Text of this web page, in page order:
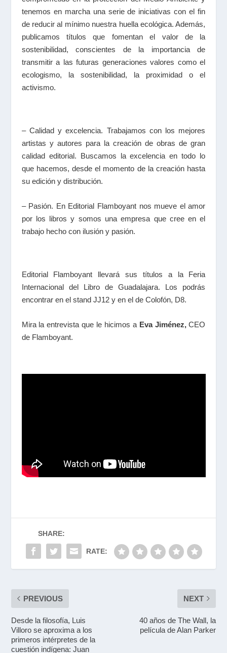
tenemos en marcha una serie de iniciativas con el fin
de reducir al mínimo nuestra huella ecológica. Además,
publicamos títulos que fomentan el valor de la
sostenibilidad, conscientes de la importancia de
transmitir a las futuras generaciones valores como el
ecologismo, la sostenibilidad, la proximidad o el
activismo.
– Calidad y excelencia. Trabajamos con los mejores
artistas y autores para la creación de obras de gran
calidad editorial. Buscamos la excelencia en todo lo
que hacemos, desde el momento de la creación hasta
su edición y distribución.
– Pasión. En Editorial Flamboyant nos mueve el amor
por los libros y somos una empresa que cree en el
trabajo hecho con ilusión y pasión.
Editorial Flamboyant llevará sus títulos a la Feria
Internacional del Libro de Guadalajara. Los podrás
encontrar en el stand JJ12 y en el de Colofón, D8.
Mira la entrevista que le hicimos a Eva Jiménez,CEO
de Flamboyant.
SHARE:
RATE:
PREVIOUS
Desde la filosofía, Luis
Villoro se aproxima a los
primeros intérpretes de la
cuestión indígena: Juan
NEXT
40 años de The Wall, la
película de Alan Parker